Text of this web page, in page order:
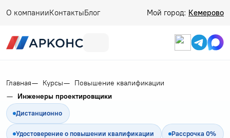
О компанииКонтактыБлог Мой город: Кемерово
Главная Курсы
Повышение квалификации
Инженеры проектировщики
Дистанционно
Удостоверение о повышении квалификации Рассрочка 0%